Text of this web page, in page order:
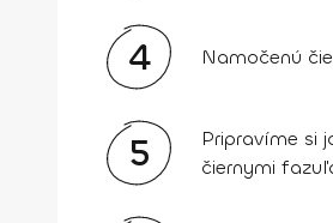
4 Namočenú
5
Pripravíme si
čiernymi